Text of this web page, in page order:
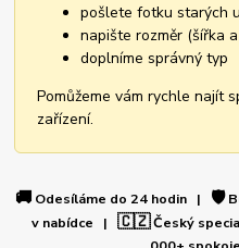
pošlete fotku starých
napište rozměr (šířka
doplníme správný typ
Pomůžeme vám rychle najít
zařízení.
🚚 Odesíláme do 24 hodin | 🛡️
v nabídce | 🇨🇿Český